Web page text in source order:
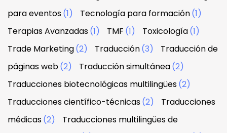
para eventos(1) Tecnología para formación(1)
Terapias Avanzadas(1) TMF (1) Toxicología(1)
Trade Marketing(2) Traducción(3)
Traducción de
páginas web(2) Traducción simultánea(2)
Traducciones biotecnológicas multilingües(2)
Traducciones científico-técnicas(2)
Traducciones
médicas(2)
Traducciones multilingües de